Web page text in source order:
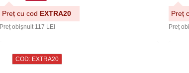
Preț obișnuit 117 LEI
Preț cu cod EXTRA20
Preț
Preț
COD: EXTRA20